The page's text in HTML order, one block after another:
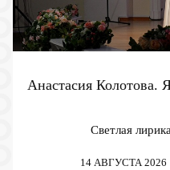
Анастасия Колотова.
Светлая
14 АВГУСТА 2026